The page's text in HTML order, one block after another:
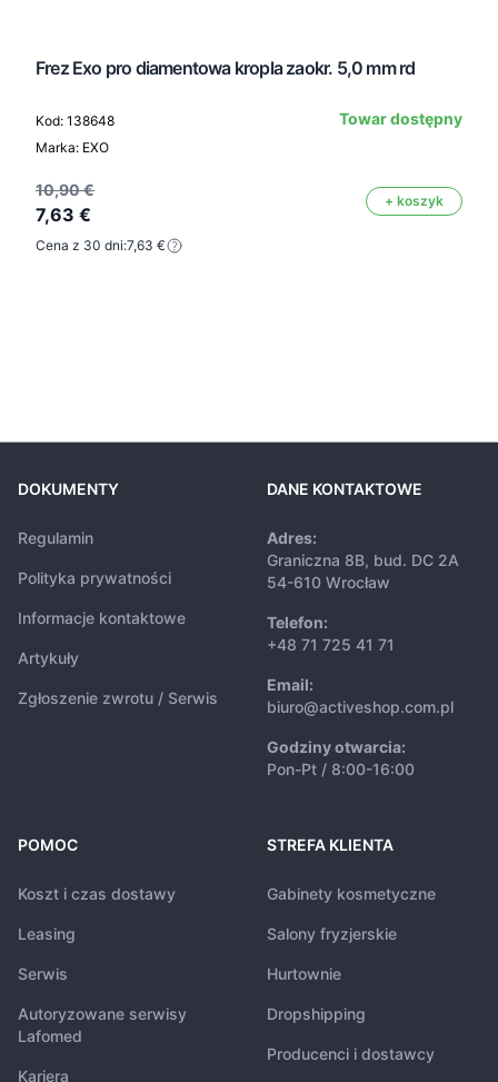
Frez Exo pro diamentowa kropla zaokr. 5,0 mm rd
Kod: 138648
Marka: EXO
Towar dostępny
10,90 €
7,63 €
+ koszyk
Cena z 30 dni:7,63 €
DOKUMENTY
Regulamin
Polityka prywatności
Informacje kontaktowe
Artykuły
Zgłoszenie zwrotu / Serwis
DANE KONTAKTOWE
Adres:
Graniczna 8B, bud. DC 2A
54-610 Wrocław
Telefon:
+48 71 725 41 71
Email:
biuro@activeshop.com.pl
Godziny otwarcia:
Pon-Pt / 8:00-16:00
POMOC
Koszt i czas dostawy
Leasing
Serwis
Autoryzowane serwisy
Lafomed
Kariera
STREFA KLIENTA
Gabinety kosmetyczne
Salony fryzjerskie
Hurtownie
Dropshipping
Producenci i dostawcy